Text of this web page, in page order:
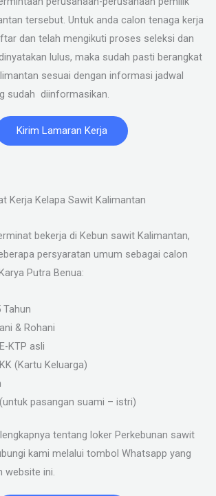
tersebut. Untuk anda calon tenaga kerja
dan telah mengikuti proses seleksi dan
lulus, maka sudah pasti berangkat
sesuai dengan informasi jadwal
sudah diinformasikan.
Kirim Lamaran Kerja
Kerja Kelapa Sawit Kalimantan
bekerja di Kebun sawit Kalimantan,
persyaratan umum sebagai calon
Putra Benua:
Tahun
& Rohani
KTP asli
(Kartu Keluarga)
pasangan suami – istri)
tentang loker Perkebunan sawit
kami melalui tombol Whatsapp yang
website ini.